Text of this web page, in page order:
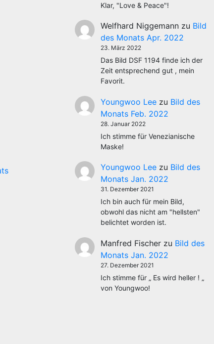
Klar, "Love & Peace"!
Welfhard Niggemann zu Bild
des Monats Apr. 2022
23. März 2022
Das Bild DSF 1194 finde ich der
Zeit entsprechend gut , mein
Favorit.
Youngwoo Lee zu Bild des
Monats Feb. 2022
28. Januar 2022
Ich stimme für Venezianische
Maske!
Youngwoo Lee zu Bild des
Monats Jan. 2022
31. Dezember 2021
Ich bin auch für mein Bild,
obwohl das nicht am "hellsten"
belichtet worden ist.
Manfred Fischer zu Bild des
Monats Jan. 2022
27. Dezember 2021
Ich stimme für „ Es wird heller ! „
von Youngwoo!